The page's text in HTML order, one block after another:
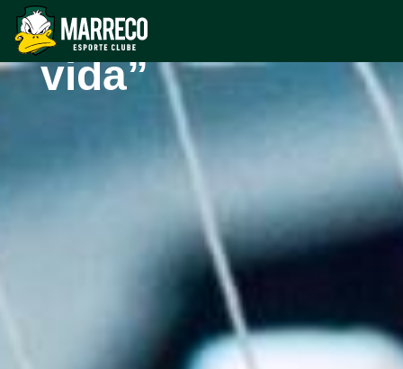
salvou a minha
vida”